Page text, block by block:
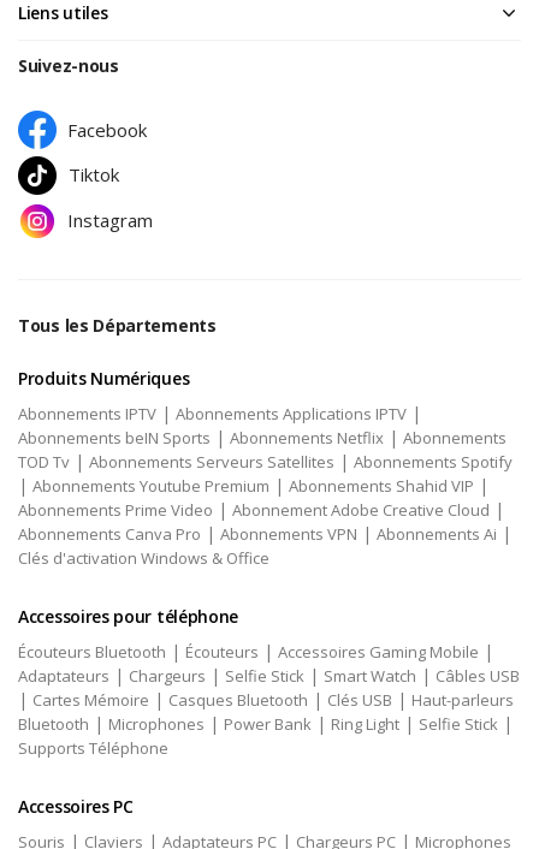
Liens utiles
Suivez-nous
Facebook
Tiktok
Instagram
Tous les Départements
Produits Numériques
Abonnements IPTV | Abonnements Applications IPTV |
Abonnements beIN Sports | Abonnements Netflix | Abonnements
TOD Tv | Abonnements Serveurs Satellites | Abonnements Spotify
| Abonnements Youtube Premium | Abonnements Shahid VIP |
Abonnements Prime Video | Abonnement Adobe Creative Cloud |
Abonnements Canva Pro | Abonnements VPN | Abonnements Ai |
Clés d'activation Windows & Office
Accessoires pour téléphone
Écouteurs Bluetooth | Écouteurs | Accessoires Gaming Mobile |
Adaptateurs | Chargeurs | Selfie Stick | Smart Watch | Câbles USB
| Cartes Mémoire | Casques Bluetooth | Clés USB | Haut-parleurs
Bluetooth | Microphones | Power Bank | Ring Light | Selfie Stick |
Supports Téléphone
Accessoires PC
Souris | Claviers | Adaptateurs PC | Chargeurs PC | Microphones